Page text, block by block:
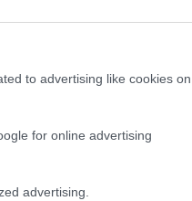
to advertising like cookies on
for online advertising
advertising.